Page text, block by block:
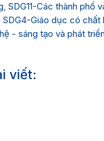
, SDG11-Các thành phố
SDG4-Giáo dục có chất
- sáng tạo và phát
viết: